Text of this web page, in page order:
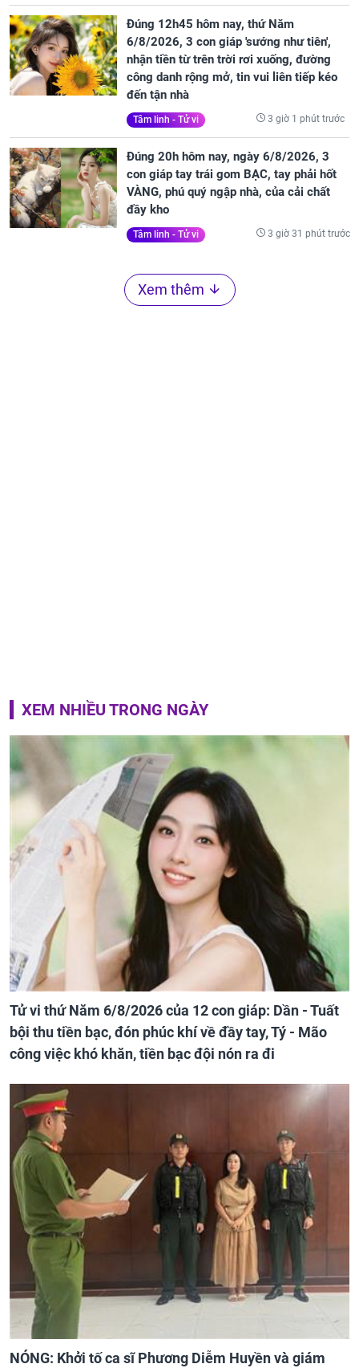
Đúng 12h45 hôm nay, thứ Năm
6/8/2026, 3 con giáp 'sướng như tiên',
nhận tiền từ trên trời rơi xuống, đường
công danh rộng mở, tin vui liên tiếp kéo
đến tận nhà
Tâm linh - Tử vi 3 giờ 1 phút trước
Đúng 20h hôm nay, ngày 6/8/2026, 3
con giáp tay trái gom BẠC, tay phải hốt
VÀNG, phú quý ngập nhà, của cải chất
đầy kho
Tâm linh - Tử vi 3 giờ 31 phút trước
Xem thêm
XEM NHIỀU TRONG NGÀY
Tử vi thứ Năm 6/8/2026 của 12 con giáp: Dần - Tuất
bội thu tiền bạc, đón phúc khí về đầy tay, Tý - Mão
công việc khó khăn, tiền bạc đội nón ra đi
NÓNG: Khởi tố ca sĩ Phương Diễm Huyền và giám